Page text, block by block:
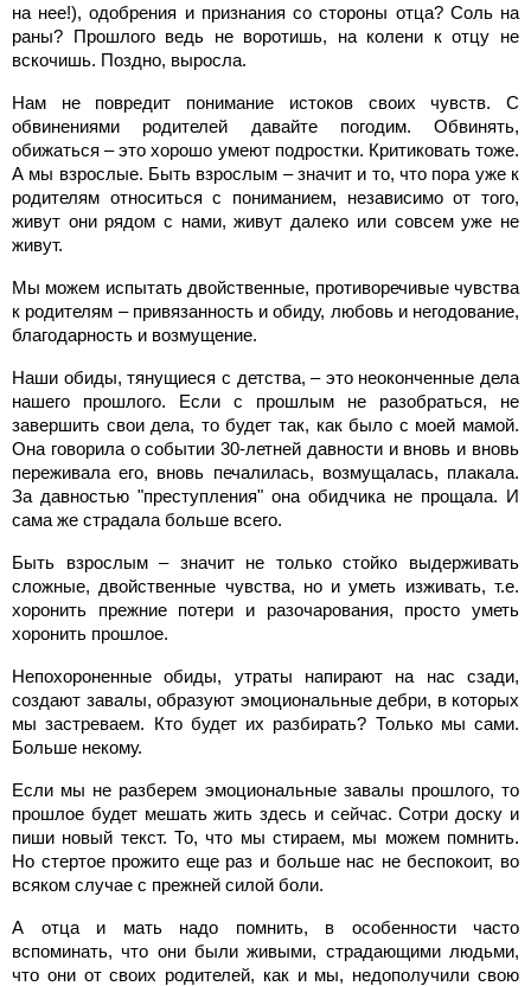
на нее!), одобрения и признания со стороны отца? Соль на
раны? Прошлого ведь не воротишь, на колени к отцу не
вскочишь. Поздно, выросла.
Нам не повредит понимание истоков своих чувств. С
обвинениями родителей давайте погодим. Обвинять,
обижаться – это хорошо умеют подростки. Критиковать тоже.
А мы взрослые. Быть взрослым – значит и то, что пора уже к
родителям относиться с пониманием, независимо от того,
живут они рядом с нами, живут далеко или совсем уже не
живут.
Мы можем испытать двойственные, противоречивые чувства
к родителям – привязанность и обиду, любовь и негодование,
благодарность и возмущение.
Наши обиды, тянущиеся с детства, – это неоконченные дела
нашего прошлого. Если с прошлым не разобраться, не
завершить свои дела, то будет так, как было с моей мамой.
Она говорила о событии 30-летней давности и вновь и вновь
переживала его, вновь печалилась, возмущалась, плакала.
За давностью "преступления" она обидчика не прощала. И
сама же страдала больше всего.
Быть взрослым – значит не только стойко выдерживать
сложные, двойственные чувства, но и уметь изживать, т.е.
хоронить прежние потери и разочарования, просто уметь
хоронить прошлое.
Непохороненные обиды, утраты напирают на нас сзади,
создают завалы, образуют эмоциональные дебри, в которых
мы застреваем. Кто будет их разбирать? Только мы сами.
Больше некому.
Если мы не разберем эмоциональные завалы прошлого, то
прошлое будет мешать жить здесь и сейчас. Сотри доску и
пиши новый текст. То, что мы стираем, мы можем помнить.
Но стертое прожито еще раз и больше нас не беспокоит, во
всяком случае с прежней силой боли.
А отца и мать надо помнить, в особенности часто
вспоминать, что они были живыми, страдающими людьми,
что они от своих родителей, как и мы, недополучили свою